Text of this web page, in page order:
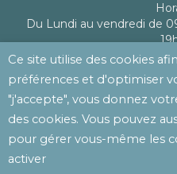
Du Lundi au vendredi de
Le samedi de
Politique de
Ce site utilise des cookies
préférences et d'optimiser
"j'accepte", vous donnez
des cookies. Vous pouvez
pour gérer vous-même les
activer